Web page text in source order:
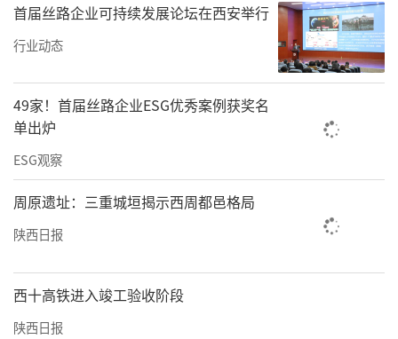
首届丝路企业可持续发展论坛在西安举行
行业动态
49家！首届丝路企业ESG优秀案例获奖名
单出炉
ESG观察
周原遗址：三重城垣揭示西周都邑格局
陕西日报
西十高铁进入竣工验收阶段
陕西日报